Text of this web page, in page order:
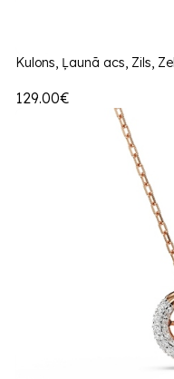
Kulons, Ļaunā acs, Zils,
129.00€